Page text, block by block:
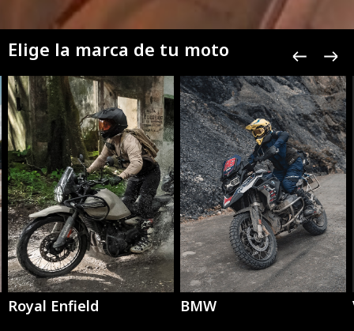
Elige la marca de tu moto
Royal Enfield BMW